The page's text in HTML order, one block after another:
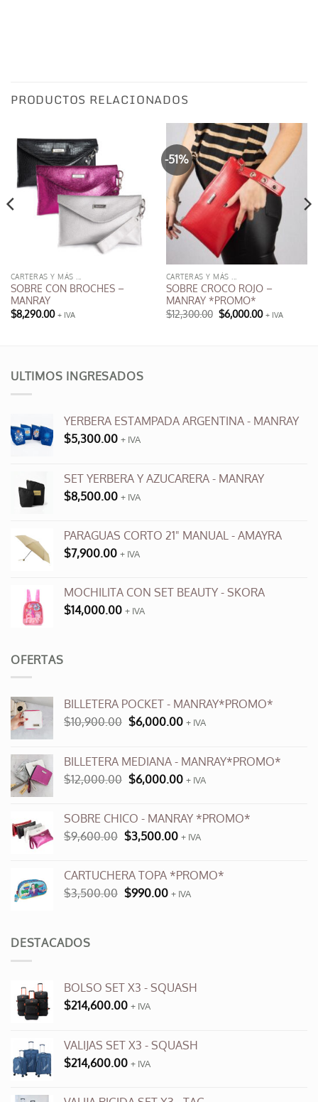
PRODUCTOS RELACIONADOS
CARTERAS Y MÁS ...
SOBRE CON BROCHES –
MANRAY
$8,290.00 + IVA
múltiples
se
pueden
página
producto
-51%
CARTERAS Y MÁS ...
SOBRE CROCO ROJO –
MANRAY *PROMO*
$12,300.00 El
precio
$6,000.00El+ IVA
ULTIMOS INGRESADOS
YERBERA ESTAMPADA ARGENTINA - MANRAY
$5,300.00 + IVA
SET YERBERA Y AZUCARERA - MANRAY
$8,500.00 + IVA
PARAGUAS CORTO 21" MANUAL - AMAYRA
$7,900.00 + IVA
MOCHILITA CON SET BEAUTY - SKORA
$14,000.00 + IVA
OFERTAS
BILLETERA POCKET - MANRAY*PROMO*
$10,900.00 El
era:
$10,900.00.
$6,000.00El
es:
$6,000.00.
+ IVA
BILLETERA MEDIANA - MANRAY*PROMO*
$12,000.00 El
era:
$12,000.00.
$6,000.00El
es:
$6,000.00.
+ IVA
SOBRE CHICO - MANRAY *PROMO*
$9,600.00 El
era:
$9,600.00.
$3,500.00El
es:
$3,500.00.
+ IVA
CARTUCHERA TOPA *PROMO*
$3,500.00 El
$990.00El+ IVA
DESTACADOS
BOLSO SET X3 - SQUASH
$214,600.00 + IVA
VALIJAS SET X3 - SQUASH
$214,600.00 + IVA